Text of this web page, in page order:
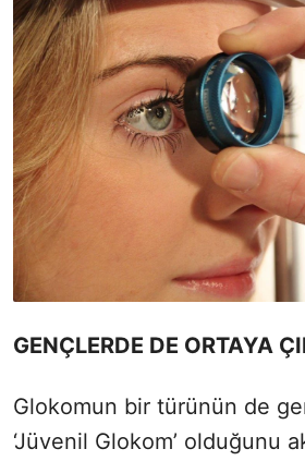
GENÇLERDE DE ORTAYA
Glokomun bir türünün de
‘Jüvenil Glokom’ olduğunu